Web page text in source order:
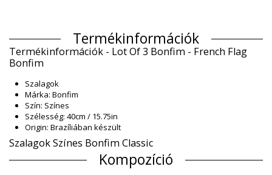
Termékinformációk
Termékinformációk - Lot Of 3 Bonfim - French Flag
Bonfim
Szalagok
Márka: Bonfim
Szín: Színes
Szélesség: 40cm / 15.75in
Origin: Brazíliában készült
Szalagok Színes Bonfim Classic
Kompozíció